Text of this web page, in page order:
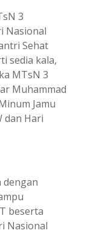
3
Nasional
Sehat
sedia kala,
MTsN 3
Muhammad
Jamu
dan Hari
dengan
beserta
Nasional